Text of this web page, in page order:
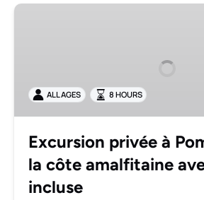
Excursion
sur
la
amalfitaine
avec
entrée
ALL AGES 8 HOURS
Excursion privée à
la côte amalfitaine
incluse